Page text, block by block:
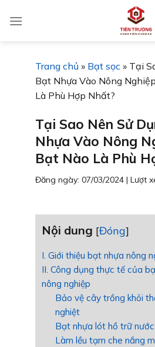
đến
Trang chủ » Bạt sọc » Tại
Bạt Nhựa Vào Nông
Là Phù Hợp Nhất?
Tại Sao Nên Sử
Nhựa Vào Nông
Bạt Nào Là Phù
Đăng ngày: 07/03/2024 | Lượt
Nội dung [Đóng]
I. Giới thiệu bạt nhựa nông
II. Công dụng thực tế của
nông nghiệp
Bảo vệ cây trồng khỏi
nghiệt
Bạt nhựa lót hồ trữ nước
Làm lều tạm che nắng